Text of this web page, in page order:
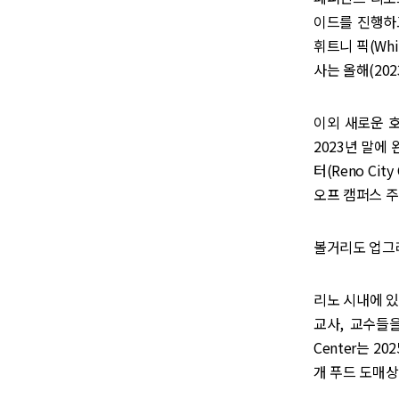
이드를 진행
휘트니 픽
사는 올해
이외 새로운
2023년 말에
터(Reno City
오프 캠퍼스
볼거리도 업
리노 시내에
교사, 교수들
Center는
개 푸드 도매